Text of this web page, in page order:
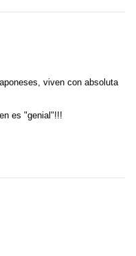
viven con absoluta
es "genial"!!!